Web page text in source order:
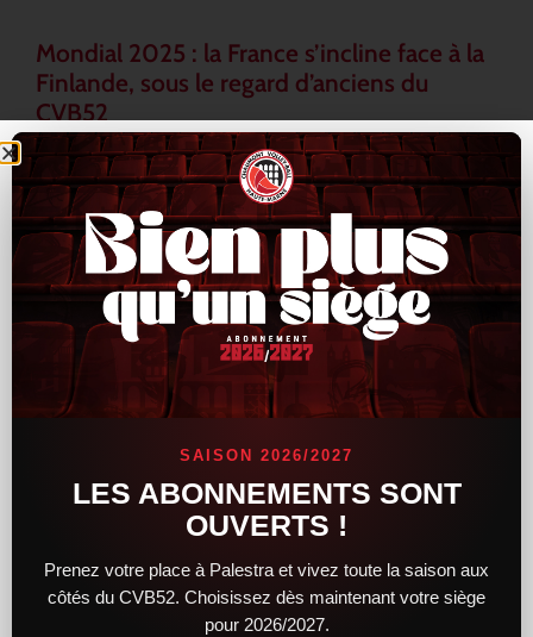
Mondial 2025 : la France s’incline face à la
Finlande, sous le regard d’anciens du
CVB52
L’Équipe de France a connu un revers inattendu lors du
Mondial 2025, en s’inclinant face à la Finlande au terme d’une
rencontre tendue et indécise. Les Bleus, pourtant armés de
LIRE LA SUITE »
16 septembre 2025 15 h 33 min
Les entraînements bientôt ouverts au
SAISON 2026/2027
LES ABONNEMENTS SONT
OUVERTS !
Prenez votre place à Palestra et vivez toute la saison aux
côtés du CVB52. Choisissez dès maintenant votre siège
pour 2026/2027.